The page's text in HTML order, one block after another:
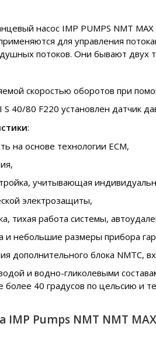
насос IMP PUMPS NMT
для управления
потоков. Они бывают двух
скоростью оборотов при
S 40/80 F220 установлен датчик
:
на основе технологии ECM,
учитывающая
электрозащиты,
тихая работа системы,
и небольшие размеры прибора
дополнительного блока NMTC,
и водно-гликолевыми
40 градусов по цельсию и
IMP Pumps NMT NMT